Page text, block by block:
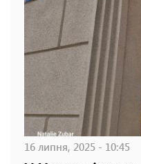
16 липня, 2025 - 10:45